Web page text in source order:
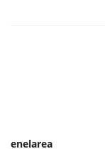
enelarea